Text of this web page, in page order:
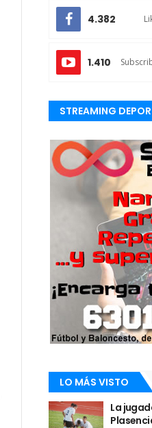
4.382
1.410
STREAMING
LO MÁS VISTO
La